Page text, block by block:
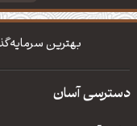
دانلود
بهترین
دسترسی آسان